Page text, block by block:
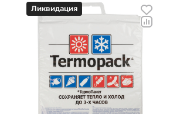
Ликвидация